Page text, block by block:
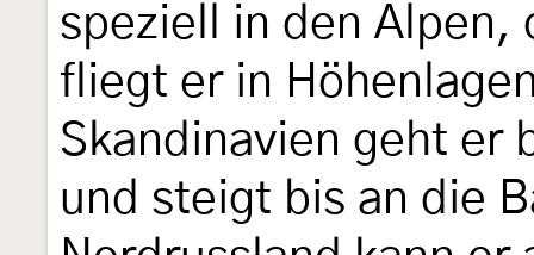
speziell in den Alpen,
fliegt er in
Skandinavien geht er
und steigt bis an die